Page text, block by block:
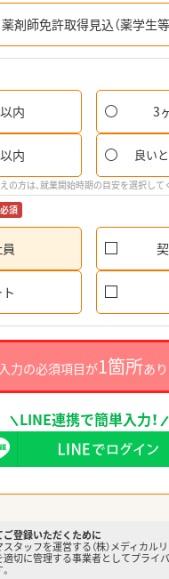
薬剤師免許取得見込（薬学生等
内 3
内 良い
の方は、就業開始時期の目安を選択して
必須
力の必須項目が1箇所あ
LINE連携で簡単入力！
ご登録いただくために
タッフを運営する（株）メディカル
適切に管理する事業者としてプライ